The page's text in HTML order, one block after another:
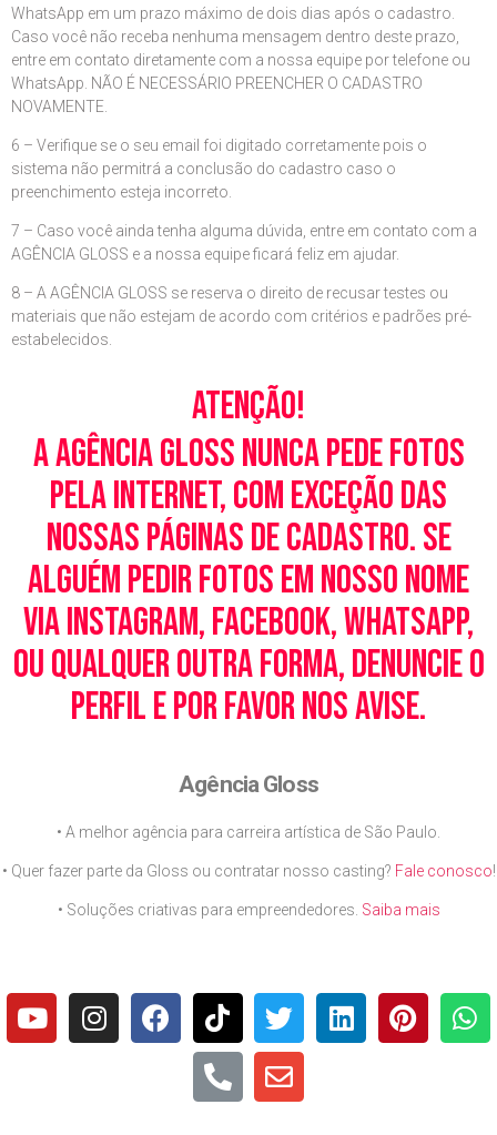
WhatsApp em um prazo máximo de dois dias após o cadastro.
Caso você não receba nenhuma mensagem dentro deste prazo,
entre em contato diretamente com a nossa equipe por telefone ou
WhatsApp. NÃO É NECESSÁRIO PREENCHER O CADASTRO
NOVAMENTE.
6 – Verifique se o seu email foi digitado corretamente pois o
sistema não permitrá a conclusão do cadastro caso o
preenchimento esteja incorreto.
7 – Caso você ainda tenha alguma dúvida, entre em contato com a
AGÊNCIA GLOSS e a nossa equipe ficará feliz em ajudar.
8 – A AGÊNCIA GLOSS se reserva o direito de recusar testes ou
materiais que não estejam de acordo com critérios e padrões pré-
estabelecidos.
Atenção!
A Agência Gloss nunca pede fotos
pela Internet, com exceção das
nossas páginas de cadastro. Se
alguém pedir fotos em nosso nome
via Instagram, Facebook, WhatsApp,
ou qualquer outra forma, denuncie o
perfil e por favor nos avise.
Agência Gloss
• A melhor agência para carreira artística de São Paulo.
• Quer fazer parte da Gloss ou contratar nosso casting? Fale conosco!
• Soluções criativas para empreendedores. Saiba mais